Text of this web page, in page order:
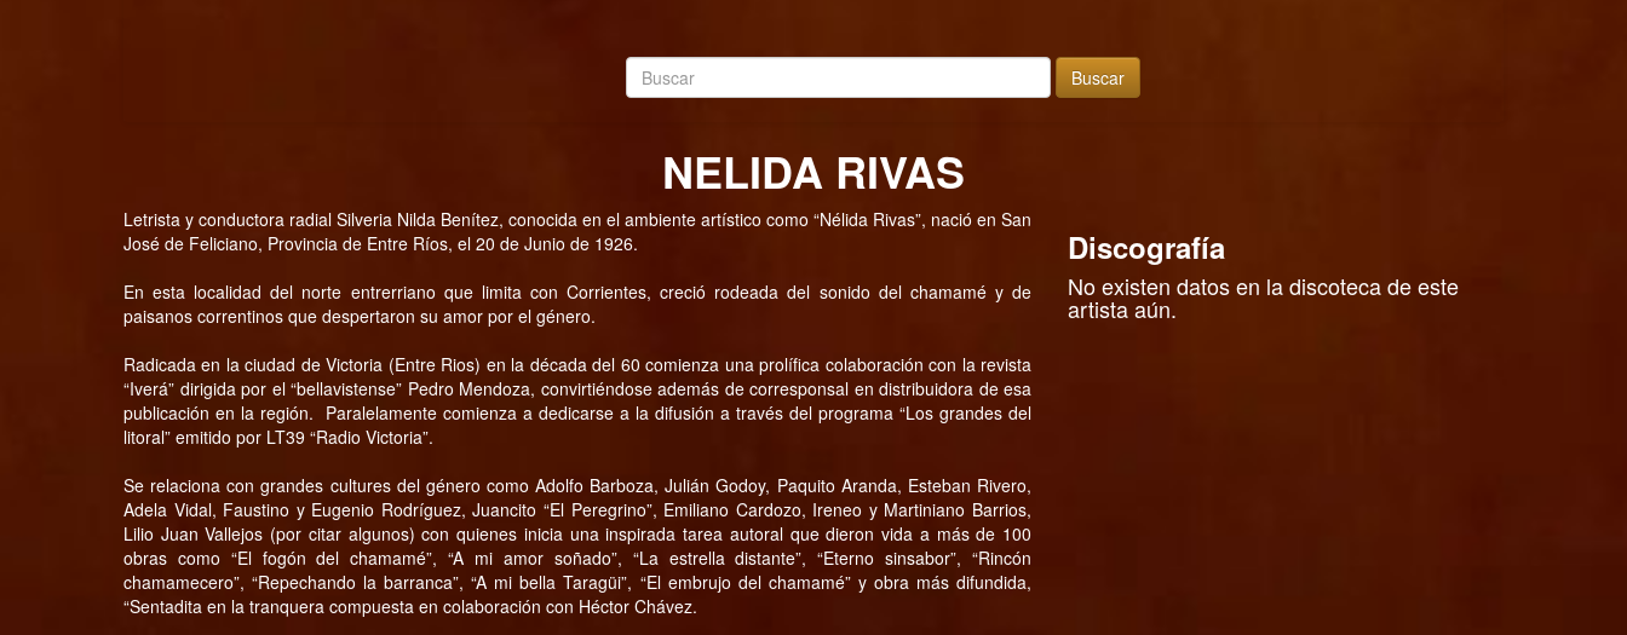
Buscar
NELIDA RIVAS
Letrista y conductora radial Silveria Nilda Benítez, conocida en el ambiente artístico como “Nélida Rivas”, nació en San
José de Feliciano, Provincia de Entre Ríos, el 20 de Junio de 1926.
En esta localidad del norte entrerriano que limita con Corrientes, creció rodeada del sonido del chamamé y de
paisanos correntinos que despertaron su amor por el género.
Radicada en la ciudad de Victoria (Entre Rios) en la década del 60 comienza una prolífica colaboración con la revista
“Iverá” dirigida por el “bellavistense” Pedro Mendoza, convirtiéndose además de corresponsal en distribuidora de esa
publicación en la región. Paralelamente comienza a dedicarse a la difusión a través del programa “Los grandes del
litoral” emitido por LT39 “Radio Victoria”.
Se relaciona con grandes cultures del género como Adolfo Barboza, Julián Godoy, Paquito Aranda, Esteban Rivero,
Adela Vidal, Faustino y Eugenio Rodríguez, Juancito “El Peregrino”, Emiliano Cardozo, Ireneo y Martiniano Barrios,
Lilio Juan Vallejos (por citar algunos) con quienes inicia una inspirada tarea autoral que dieron vida a más de 100
obras como “El fogón del chamamé”, “A mi amor soñado”, “La estrella distante”, “Eterno sinsabor”, “Rincón
chamamecero”, “Repechando la barranca”, “A mi bella Taragüi”, “El embrujo del chamamé” y obra más difundida,
“Sentadita en la tranquera compuesta en colaboración con Héctor Chávez.
Discografía
No existen datos en la discoteca de este
artista aún.